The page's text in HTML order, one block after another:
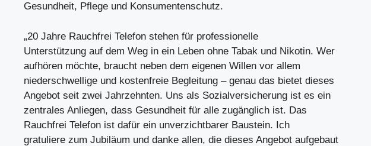
Gesundheit, Pflege und Konsumentenschutz.
„20 Jahre Rauchfrei Telefon stehen für professionelle
Unterstützung auf dem Weg in ein Leben ohne Tabak und Nikotin. Wer
aufhören möchte, braucht neben dem eigenen Willen vor allem
niederschwellige und kostenfreie Begleitung – genau das bietet dieses
Angebot seit zwei Jahrzehnten. Uns als Sozialversicherung ist es ein
zentrales Anliegen, dass Gesundheit für alle zugänglich ist. Das
Rauchfrei Telefon ist dafür ein unverzichtbarer Baustein. Ich
gratuliere zum Jubiläum und danke allen, die dieses Angebot aufgebaut